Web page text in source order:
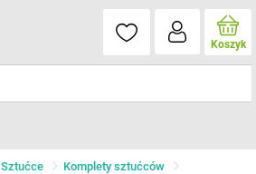
Koszyk
Sztućce Komplety sztućców